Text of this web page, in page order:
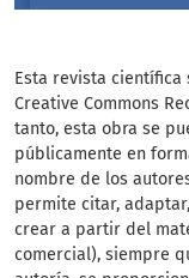
Esta revista científica
Creative Commons
tanto, esta obra se
públicamente en
nombre de los
permite citar,
crear a partir del
comercial), siempre